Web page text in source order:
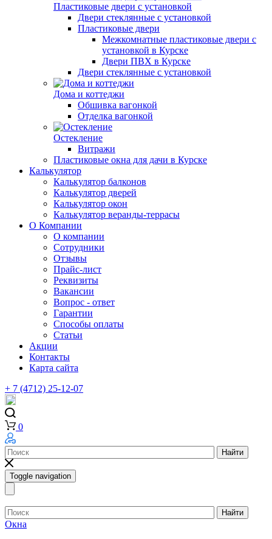
Пластиковые двери с установкой
Двери стеклянные с установкой
Пластиковые двери
Межкомнатные пластиковые двери с
установкой в Курске
Двери ПВХ в Курске
Двери стеклянные с установкой
Дома и коттеджи
Обшивка вагонкой
Отделка вагонкой
Остекление
Витражи
Пластиковые окна для дачи в Курске
Калькулятор
Калькулятор балконов
Калькулятор дверей
Калькулятор окон
Калькулятор веранды-террасы
О Компании
О компании
Сотрудники
Отзывы
Прайс-лист
Реквизиты
Вакансии
Вопрос - ответ
Гарантии
Способы оплаты
Статьи
Акции
Контакты
Карта сайта
+ 7 (4712) 25-12-07
0
Найти
Toggle navigation
Найти
Окна